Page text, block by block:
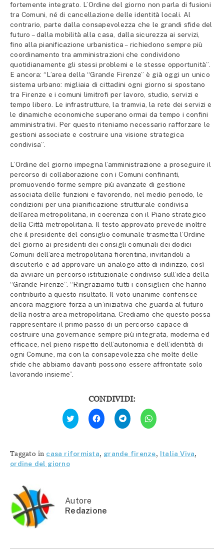
fortemente integrato. L’Ordine del giorno non parla di fusioni
tra Comuni, né di cancellazione delle identità locali. Al
contrario, parte dalla consapevolezza che le grandi sfide del
futuro – dalla mobilità alla casa, dalla sicurezza ai servizi,
fino alla pianificazione urbanistica – richiedono sempre più
coordinamento tra amministrazioni che condividono
quotidianamente gli stessi problemi e le stesse opportunità”.
E ancora: “L’area della “Grande Firenze” è già oggi un unico
sistema urbano: migliaia di cittadini ogni giorno si spostano
tra Firenze e i comuni limitrofi per lavoro, studio, servizi e
tempo libero. Le infrastrutture, la tramvia, la rete dei servizi e
le dinamiche economiche superano ormai da tempo i confini
amministrativi. Per questo riteniamo necessario rafforzare le
gestioni associate e costruire una visione strategica
condivisa”.
L’Ordine del giorno impegna l’amministrazione a proseguire il
percorso di collaborazione con i Comuni confinanti,
promuovendo forme sempre più avanzate di gestione
associata delle funzioni e favorendo, nel medio periodo, le
condizioni per una pianificazione strutturale condivisa
dell’area metropolitana, in coerenza con il Piano strategico
della Città metropolitana. Il testo approvato prevede inoltre
che il presidente del consiglio comunale trasmetta l’Ordine
del giorno ai presidenti dei consigli comunali dei dodici
Comuni dell’area metropolitana fiorentina, invitandoli a
discuterlo e ad approvare un analogo atto di indirizzo, così
da avviare un percorso istituzionale condiviso sull’idea della
“Grande Firenze”. “Ringraziamo tutti i consiglieri che hanno
contribuito a questo risultato. Il voto unanime conferisce
ancora maggiore forza a un’iniziativa che guarda al futuro
della nostra area metropolitana. Crediamo che questo possa
rappresentare il primo passo di un percorso capace di
costruire una governance sempre più integrata, moderna ed
efficace, nel pieno rispetto dell’autonomia e dell’identità di
ogni Comune, ma con la consapevolezza che molte delle
sfide che abbiamo davanti possono essere affrontate solo
lavorando insieme”.
CONDIVIDI:
Fai
clic
qui
Twitter
(Si
Fai
clic
per
condividere
(Si
apre
Fai
clic
per
condividere
(Si
apre
Fai
clic
per
(Si
apre
Taggato in casa riformista, grande firenze, Italia Viva,
ordine del giorno
Autore
Redazione